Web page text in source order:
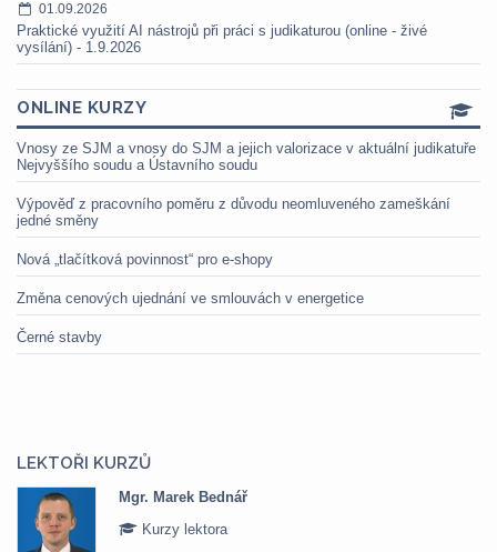
01.09.2026
Praktické využití AI nástrojů při práci s judikaturou (online - živé
vysílání) - 1.9.2026
ONLINE KURZY
Vnosy ze SJM a vnosy do SJM a jejich valorizace v aktuální judikatuře
Nejvyššího soudu a Ústavního soudu
Výpověď z pracovního poměru z důvodu neomluveného zameškání
jedné směny
Nová „tlačítková povinnost“ pro e-shopy
Změna cenových ujednání ve smlouvách v energetice
Černé stavby
LEKTOŘI KURZŮ
Mgr. Marek Bednář
Kurzy lektora